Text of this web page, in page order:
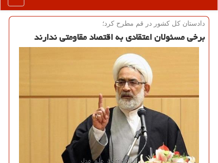
دادستان كل كشور در قم مطرح كرد؛
برخی مسئولان اعتقادی به اقتصاد مقاومتی ندارند